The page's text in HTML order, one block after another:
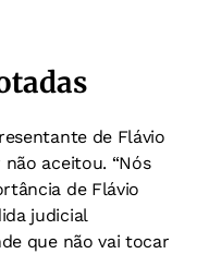
de Flávio
aceitou. “Nós
de Flávio
judicial
que não vai tocar